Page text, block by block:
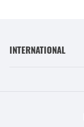
INTERNATIONAL